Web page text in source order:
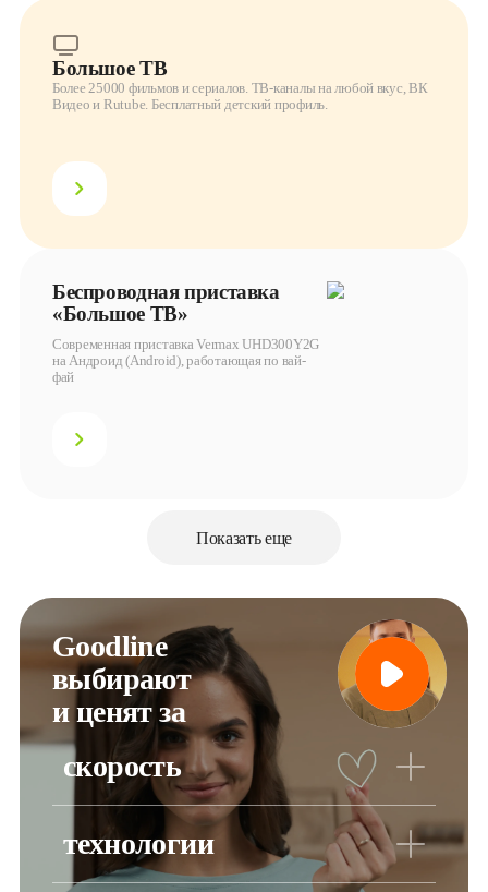
Большое ТВ
Более 25000 фильмов и сериалов. ТВ-каналы на любой вкус, ВК
Видео и Rutube. Бесплатный детский профиль.
Беспроводная приставка
«Большое ТВ»
Современная приставка Vermax UHD300Y2G
на Андроид (Android), работающая по вай-
фай
Показать еще
Goodline
выбирают
и ценят за
скорость
Подходит для любых задач: общения, просмотра фильмов,
скачивания файлов, игр
технологии
Телепатия 2.0 работает, пока вы спите. Система
самостоятельно находит неполадки и исправляет их